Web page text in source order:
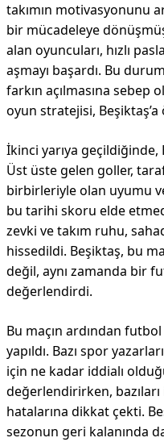
takımın motivasyonunu
bir mücadeleye
alan oyuncuları, hızlı
aşmayı başardı. Bu
farkın açılmasına sebep
oyun stratejisi,
İkinci yarıya geçildiğinde,
Üst üste gelen goller,
birbirleriyle olan uyumu
bu tarihi skoru elde
zevki ve takım ruhu,
hissedildi. Beşiktaş, bu
değil, aynı zamanda bir
değerlendirdi.
Bu maçın ardından
yapıldı. Bazı spor
için ne kadar iddialı
değerlendirirken,
hatalarına dikkat çekti.
sezonun geri kalanında